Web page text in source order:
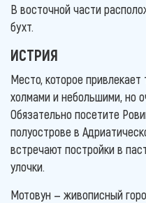
В восточной части
бухт.
ИСТРИЯ
Место, которое
холмами и небольшими, но
Обязательно посетите
полуострове в
встречают постройки в
улочки.
Мотовун — живописный